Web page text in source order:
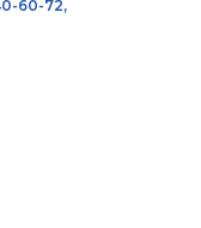
60-72,